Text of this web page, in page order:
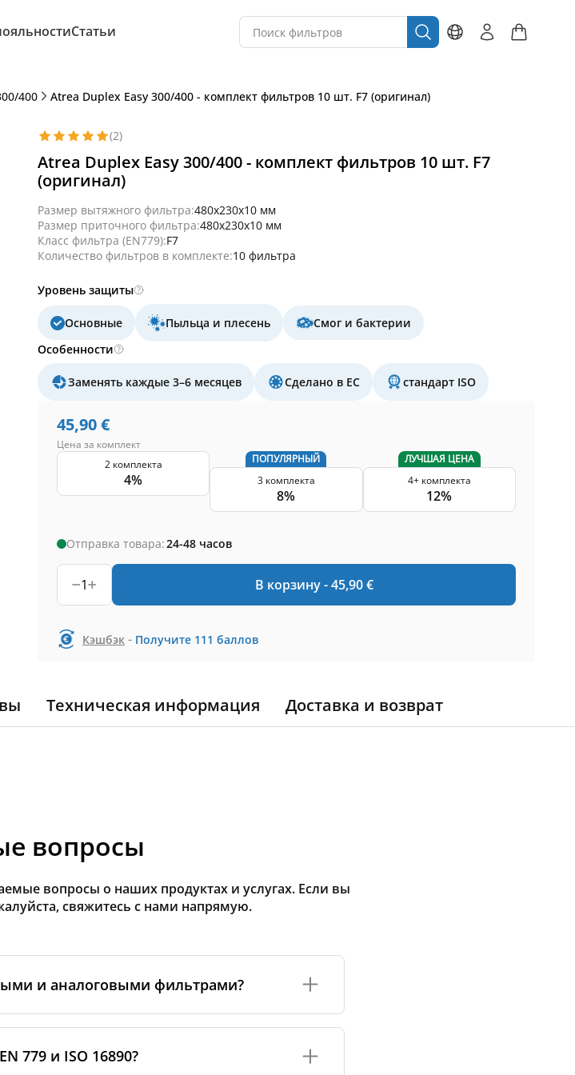
Статьи
400 Atrea Duplex Easy 300/400 - комплект фильтров 10 шт. F7 (оригинал)
(2)
Atrea Duplex Easy 300/400 - комплект фильтров 10 шт. F7
(оригинал)
Размер вытяжного фильтра:480x230x10 мм
Размер приточного фильтра:480x230x10 мм
Класс фильтра (EN779):F7
Количество фильтров в комплекте:10 фильтра
Уровень защиты
Основные Пыльца и плесень
Смог и бактерии
Особенности
Заменять каждые 3–6 месяцев Сделано в ЕС стандарт ISO
45,90€
Цена за комплект
2 комплекта
4%
ПОПУЛЯРНЫЙ
3 комплекта
8%
ЛУЧШАЯ ЦЕНА
4+ комплекта
12%
Отправка товара:24-48 часов
1 В корзину -45,90 €
Кэшбэк - Получите 111 баллов
Техническая информация Доставка и возврат
вопросы
вопросы о наших продуктах и услугах. Если вы
свяжитесь с нами напрямую.
и аналоговыми фильтрами?
партнёрами. Такие фильтры соответствуют
требования к материалам, производству и
779 и ISO 16890?